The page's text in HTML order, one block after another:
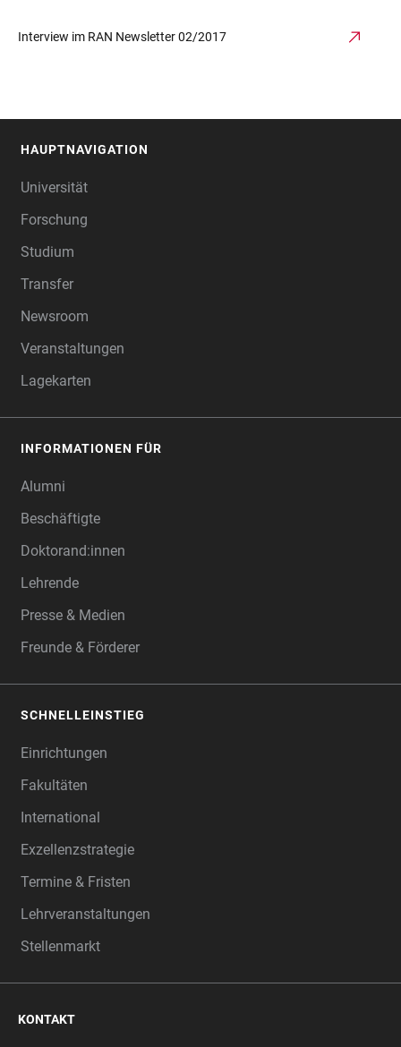
Interview im RAN Newsletter 02/2017
HAUPTNAVIGATION
Universität
Forschung
Studium
Transfer
Newsroom
Veranstaltungen
Lagekarten
INFORMATIONEN FÜR
Alumni
Beschäftigte
Doktorand:innen
Lehrende
Presse & Medien
Freunde & Förderer
SCHNELLEINSTIEG
Einrichtungen
Fakultäten
International
Exzellenzstrategie
Termine & Fristen
Lehrveranstaltungen
Stellenmarkt
KONTAKT